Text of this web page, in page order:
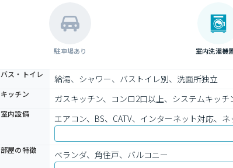
駐車場あり 室内洗濯機
バス・トイレ 給湯、シャワー、バストイレ別、洗面所独立
キッチン ガスキッチン、コンロ2口以上、システムキッチ
室内設備 エアコン、BS、CATV、インターネット対応、
部屋の特徴
ベランダ、角住戸、バルコニー